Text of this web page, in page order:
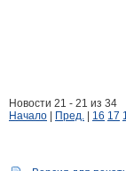
Новости 21 - 21 из 34
Начало
Пред. 16 17